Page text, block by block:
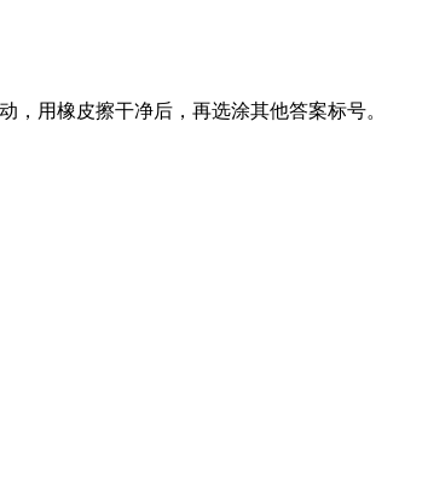
，用橡皮擦干净后，再选涂其他答案标号。